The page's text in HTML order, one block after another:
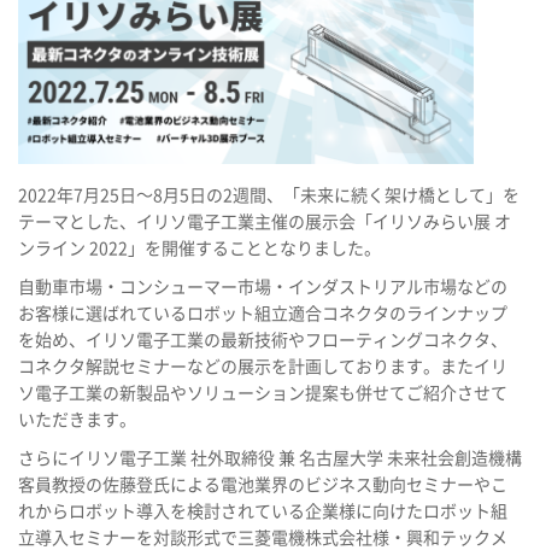
2022年7月25日～8月5日の2週間、「未来に続く架け橋として」を
テーマとした、イリソ電子工業主催の展示会「イリソみらい展 オ
ンライン 2022」を開催することとなりました。
自動車市場・コンシューマー市場・インダストリアル市場などの
お客様に選ばれているロボット組立適合コネクタのラインナップ
を始め、イリソ電子工業の最新技術やフローティングコネクタ、
コネクタ解説セミナーなどの展示を計画しております。またイリ
ソ電子工業の新製品やソリューション提案も併せてご紹介させて
いただきます。
さらにイリソ電子工業 社外取締役 兼 名古屋大学 未来社会創造機構
客員教授の佐藤登氏による電池業界のビジネス動向セミナーやこ
れからロボット導入を検討されている企業様に向けたロボット組
立導入セミナーを対談形式で三菱電機株式会社様・興和テックメ